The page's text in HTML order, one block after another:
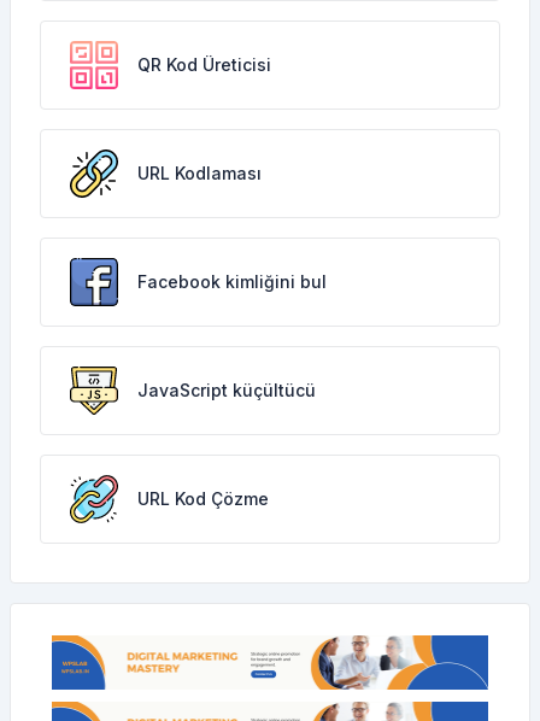
QR Kod Üreticisi
URL Kodlaması
Facebook kimliğini bul
JavaScript küçültücü
URL Kod Çözme